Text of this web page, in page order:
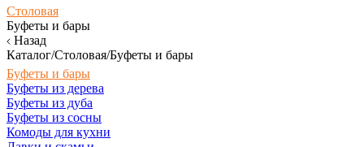
Столовая
Буфеты и бары
Назад
Каталог/Столовая/Буфеты и бары
Буфеты и бары
Буфеты из дерева
Буфеты из дуба
Буфеты из сосны
Комоды для кухни